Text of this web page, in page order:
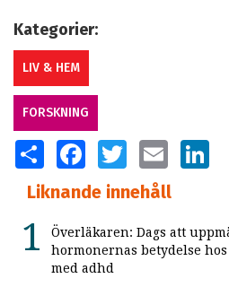
Kategorier:
LIV & HEM
FORSKNING
SHARE FACEBOOKTWITTER EMAIL
Liknande innehåll
Överläkaren: Dags att
hormonernas betydelse
med adhd